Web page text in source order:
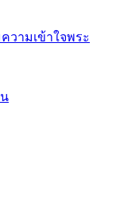
วามเข้าใจพระ